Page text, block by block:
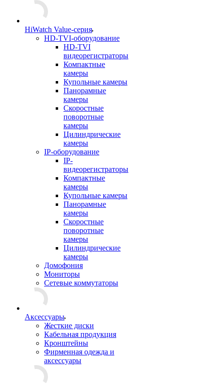
HiWatch Value-серия
HD-TVI-оборудование
HD-TVI
видеорегистраторы
Компактные
камеры
Купольные камеры
Панорамные
камеры
Скоростные
поворотные
камеры
Цилиндрические
камеры
IP-оборудование
IP-
видеорегистраторы
Компактные
камеры
Купольные камеры
Панорамные
камеры
Скоростные
поворотные
камеры
Цилиндрические
камеры
Домофония
Мониторы
Сетевые коммутаторы
Аксессуары
Жесткие диски
Кабельная продукция
Кронштейны
Фирменная одежда и
аксессуары